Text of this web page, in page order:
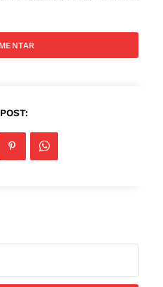
PRO
NOW